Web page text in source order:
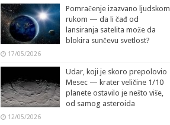
Pomračenje izazvano ljudskom
rukom — da li čađ od
lansiranja satelita može da
blokira sunčevu svetlost?
17/05/2026
Udar, koji je skoro prepolovio
Mesec — krater veličine 1/10
planete ostavilo je nešto više,
od samog asteroida
12/05/2026